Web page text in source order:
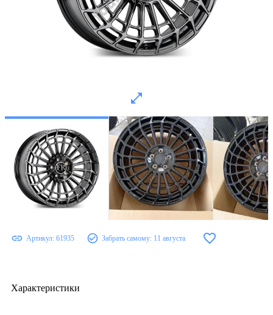
Артикул: 61935 Забрать самому: 11 августа
Характеристики